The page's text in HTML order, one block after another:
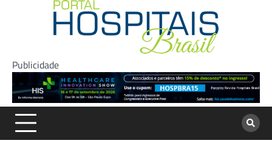
Publicidade